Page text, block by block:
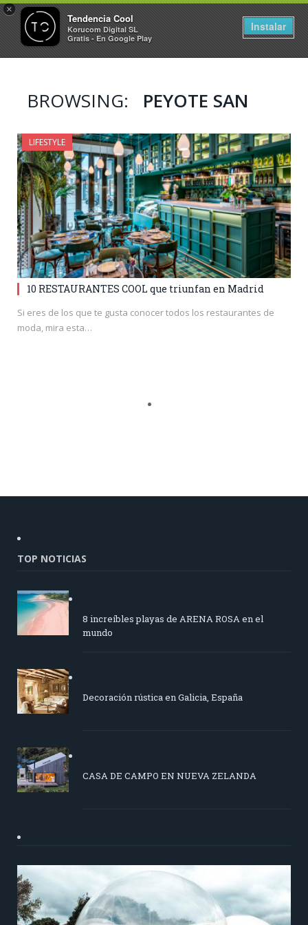
×
Tendencia Cool
Korucom Digital SL
Gratis - En Google Play
Instalar
BROWSING: PEYOTE SAN
LIFESTYLE
10 RESTAURANTES COOL que triunfan en Madrid
Si eres de los que te gusta conocer todos los restaurantes de
moda, mira esta…
TOP NOTICIAS
8 increíbles playas de ARENA ROSA en el
mundo
Decoración rústica en Galicia, España
CASA DE CAMPO EN NUEVA ZELANDA